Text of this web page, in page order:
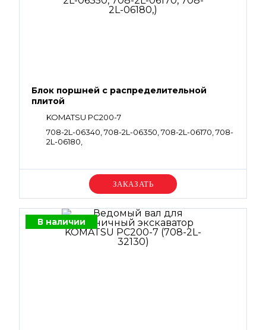
Блок поршней c распределительной
плитой
KOMATSU PC200-7
708-2L-06340, 708-2L-06350, 708-2L-06170, 708-
2L-06180,
Уточняйте цену
В наличии